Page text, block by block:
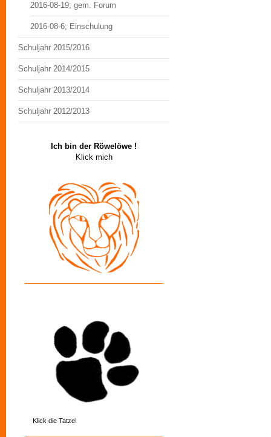
2016-08-19; gem. Forum
2016-08-6; Einschulung
Schuljahr 2015/2016
Schuljahr 2014/2015
Schuljahr 2013/2014
Schuljahr 2012/2013
Ich bin der Röwelöwe !
Klick mich
Klick die Tatze!